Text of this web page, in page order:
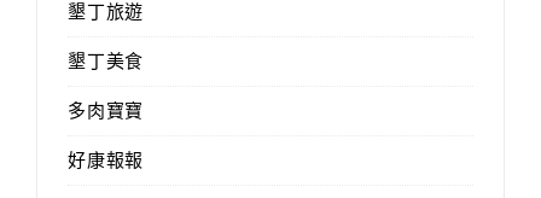
墾丁旅遊
墾丁美食
多肉寶寶
好康報報